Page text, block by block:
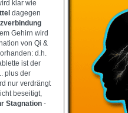
klar wie
dagegen
Gehirn wird
von Qi &
d.h.
ist der
plus der
nur verdrängt
beseitigt,
Stagnation -